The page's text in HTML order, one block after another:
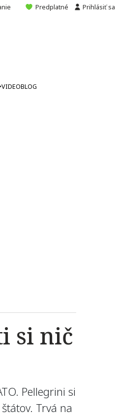
Predplatné Prihlásiť sa
VIDEOBLOG
si nič
Pellegrini si
Trvá na